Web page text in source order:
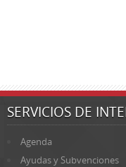
SERVICIOS DE
Agenda
Ayudas y Subvenciones